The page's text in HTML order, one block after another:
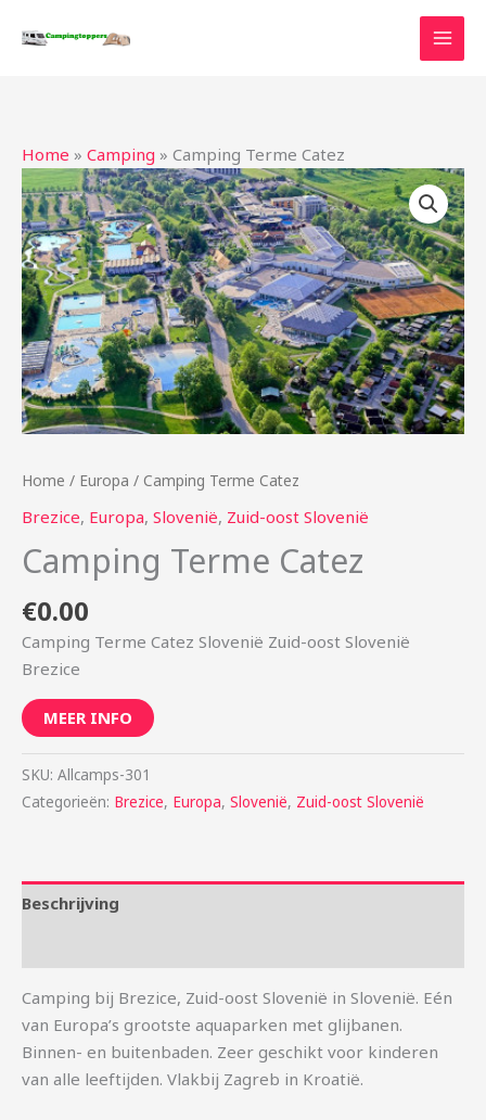
naar
Home » Camping » Camping Terme Catez
Home / Europa / Camping Terme Catez
Brezice, Europa, Slovenië, Zuid-oost Slovenië
Camping Terme Catez
€0.00
Camping Terme Catez Slovenië Zuid-oost Slovenië
Brezice
MEER INFO
SKU: Allcamps-301
Categorieën: Brezice, Europa, Slovenië, Zuid-oost Slovenië
Beschrijving
Camping bij Brezice, Zuid-oost Slovenië in Slovenië. Eén
van Europa’s grootste aquaparken met glijbanen.
Binnen- en buitenbaden. Zeer geschikt voor kinderen
van alle leeftijden. Vlakbij Zagreb in Kroatië.